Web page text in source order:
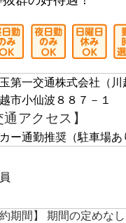
玉第一交通株式会社（
市小仙波８８７－１
通アクセス】
ー通勤推奨（駐車場あ
約期間】 期間の定めな